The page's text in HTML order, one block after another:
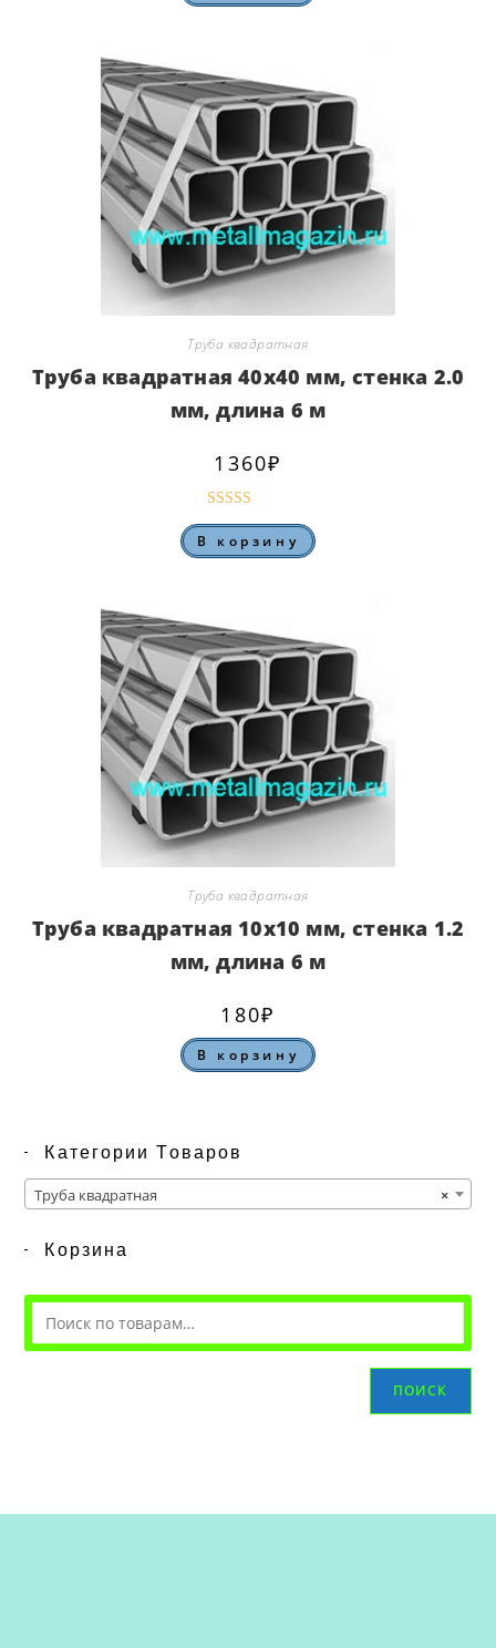
Труба квадратная
Труба квадратная 40х40 мм, стенка 2.0
мм, длина 6 м
1360₽
Оценка5.00
из 5
В корзину
Труба квадратная
Труба квадратная 10х10 мм, стенка 1.2
мм, длина 6 м
180₽
В корзину
Категории Товаров
×
Труба квадратная
Корзина
ПОИСК